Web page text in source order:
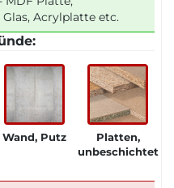
Acrylplatte etc.
Wand, Putz
Platten,
unbeschichtet